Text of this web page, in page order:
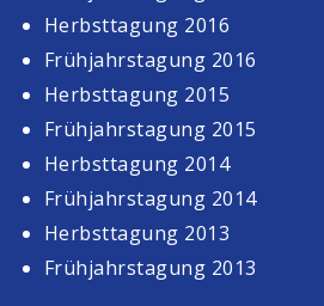
Herbsttagung 2016
Frühjahrstagung 2016
Herbsttagung 2015
Frühjahrstagung 2015
Herbsttagung 2014
Frühjahrstagung 2014
Herbsttagung 2013
Frühjahrstagung 2013